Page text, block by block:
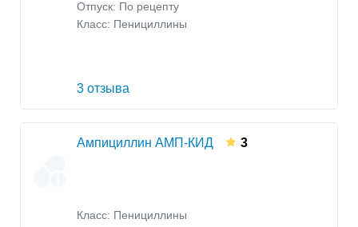
Отпуск: По рецепту
Класс: Пенициллины
3 отзыва
Ампициллин АМП-КИД 3
Класс: Пенициллины